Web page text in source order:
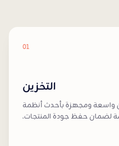
01
التخزين
واسعة ومجهزة بأحدث أنظمة
لضمان حفظ جودة المنتجات.